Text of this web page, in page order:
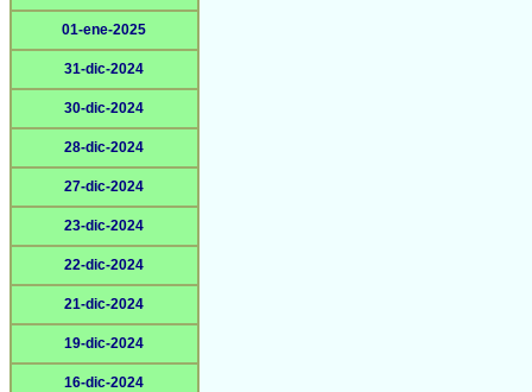
01-ene-2025
31-dic-2024
30-dic-2024
28-dic-2024
27-dic-2024
23-dic-2024
22-dic-2024
21-dic-2024
19-dic-2024
16-dic-2024